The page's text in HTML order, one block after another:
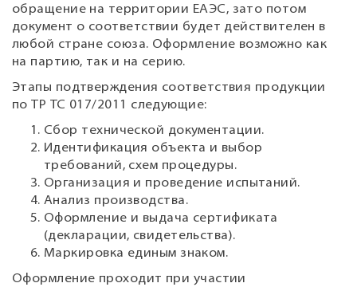
обращение на территории ЕАЭС, зато потом
документ о соответствии будет действителен в
любой стране союза. Оформление возможно как
на партию, так и на серию.
Этапы подтверждения соответствия продукции
по ТР ТС 017/2011 следующие:
Сбор технической документации.
Идентификация объекта и выбор
требований, схем процедуры.
Организация и проведение испытаний.
Анализ производства.
Оформление и выдача сертификата
(декларации, свидетельства).
Маркировка единым знаком.
Оформление проходит при участии